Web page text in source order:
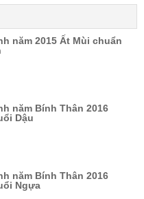
năm 2015 Ất Mùi chuẩn
năm Bính Thân 2016
Dậu
năm Bính Thân 2016
Ngựa